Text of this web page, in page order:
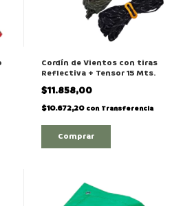
Cordín de Vientos con tiras
Reflectiva + Tensor 15 Mts.
$11.858,00
$10.672,20 con Transferencia
Comprar